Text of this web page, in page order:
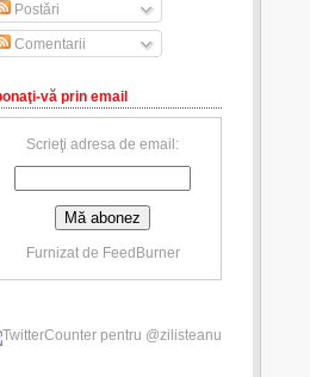
Postări
Comentarii
vă prin email
Scrieţi adresa de email:
Furnizat de FeedBurner